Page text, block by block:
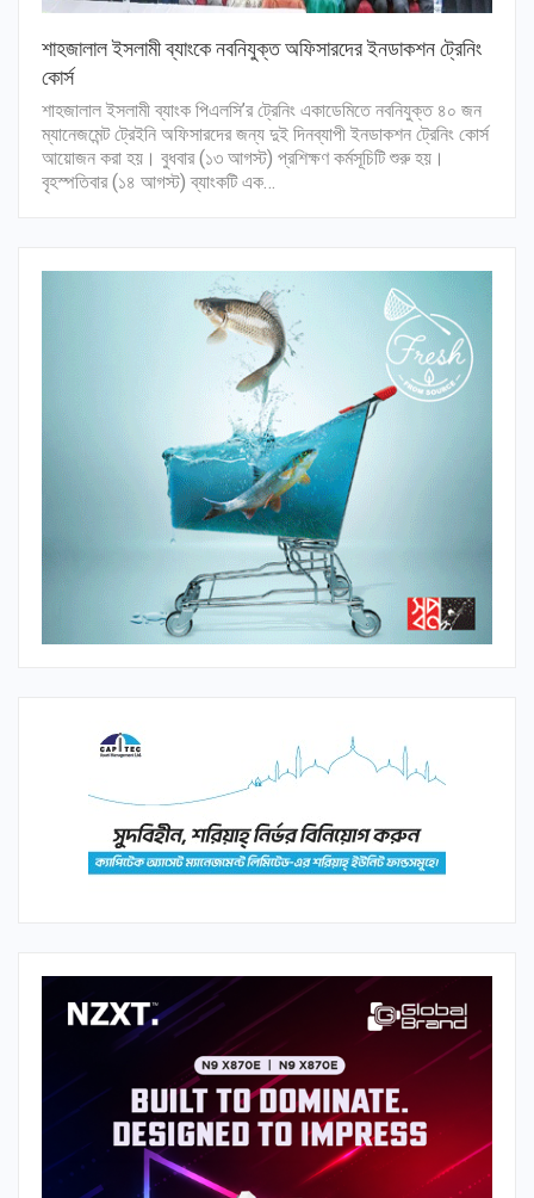
শাহজালাল ইসলামী ব্যাংকে নবনিযুক্ত অফিসারদের ইনডাকশন ট্রেনিং
কোর্স
শাহজালাল ইসলামী ব্যাংক পিএলসি’র ট্রেনিং একাডেমিতে নবনিযুক্ত ৪০ জন
ম্যানেজমেন্ট ট্রেইনি অফিসারদের জন্য দুই দিনব্যাপী ইনডাকশন ট্রেনিং কোর্স
আয়োজন করা হয়। বুধবার (১৩ আগস্ট) প্রশিক্ষণ কর্মসূচিটি শুরু হয়।
বৃহস্পতিবার (১৪ আগস্ট) ব্যাংকটি এক…